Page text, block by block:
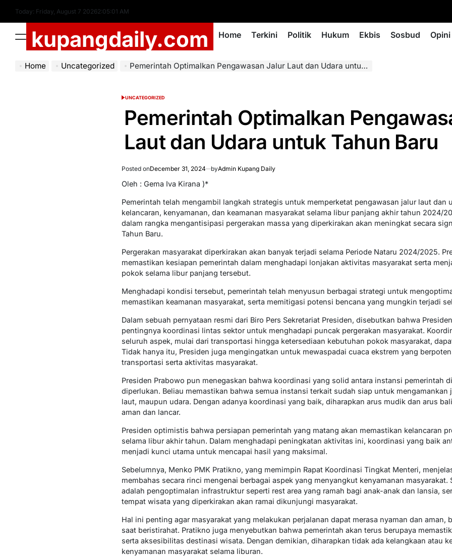
content
Today: Friday, August 7 20262:05:03 AM
Menukupangdaily.com Home Terkini Politik Hukum Ekbis Sosbud Opini
Home Uncategorized Pemerintah Optimalkan Pengawasan Jalur Laut dan Udara untuk Tahun Baru
POSTED
UNCATEGORIZED
Pemerintah Optimalkan
Laut dan Udara untuk Tahun Baru
Posted onDecember 31, 2024 byAdmin Kupang Daily
Oleh : Gema Iva Kirana )*
Pemerintah telah mengambil langkah strategis untuk memperketat pengawasan jalur laut dan
kelancaran, kenyamanan, dan keamanan masyarakat selama libur panjang akhir tahun 2024/
dalam rangka mengantisipasi pergerakan massa yang diperkirakan akan meningkat secara
Tahun Baru.
Pergerakan masyarakat diperkirakan akan banyak terjadi selama Periode Nataru 2024/2025.
memastikan kesiapan pemerintah dalam menghadapi lonjakan aktivitas masyarakat serta
pokok selama libur panjang tersebut.
Menghadapi kondisi tersebut, pemerintah telah menyusun berbagai strategi untuk
memastikan keamanan masyarakat, serta memitigasi potensi bencana yang mungkin terjadi
Dalam sebuah pernyataan resmi dari Biro Pers Sekretariat Presiden, disebutkan bahwa
pentingnya koordinasi lintas sektor untuk menghadapi puncak pergerakan masyarakat.
seluruh aspek, mulai dari transportasi hingga ketersediaan kebutuhan pokok masyarakat,
Tidak hanya itu, Presiden juga mengingatkan untuk mewaspadai cuaca ekstrem yang
transportasi serta aktivitas masyarakat.
Presiden Prabowo pun menegaskan bahwa koordinasi yang solid antara instansi pemerintah
diperlukan. Beliau memastikan bahwa semua instansi terkait sudah siap untuk mengamankan
laut, maupun udara. Dengan adanya koordinasi yang baik, diharapkan arus mudik dan arus
aman dan lancar.
Presiden optimistis bahwa persiapan pemerintah yang matang akan memastikan kelancaran
selama libur akhir tahun. Dalam menghadapi peningkatan aktivitas ini, koordinasi yang baik
menjadi kunci utama untuk mencapai hasil yang maksimal.
Sebelumnya, Menko PMK Pratikno, yang memimpin Rapat Koordinasi Tingkat Menteri,
membahas secara rinci mengenai berbagai aspek yang menyangkut kenyamanan masyarakat.
adalah pengoptimalan infrastruktur seperti rest area yang ramah bagi anak-anak dan lansia,
tempat wisata yang diperkirakan akan ramai dikunjungi masyarakat.
Hal ini penting agar masyarakat yang melakukan perjalanan dapat merasa nyaman dan aman,
saat beristirahat. Pratikno juga menyebutkan bahwa pemerintah akan terus berupaya
serta aksesibilitas destinasi wisata. Dengan demikian, diharapkan tidak ada kelangkaan atau
kenyamanan masyarakat selama liburan.